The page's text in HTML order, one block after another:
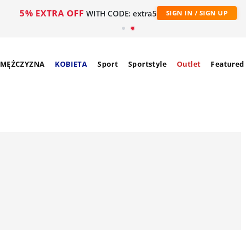
5% EXTRA OFF WITH CODE: extra5 SIGN IN / SIGN UP
MĘŻCZYZNA KOBIETA Sport Sportstyle Outlet Featured